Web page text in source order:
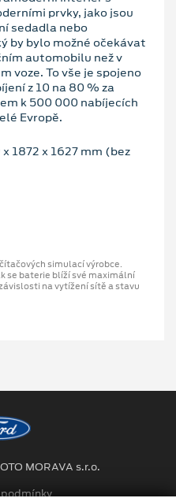
prvky, jako jsou
sedadla nebo
by bylo možné očekávat
automobilu než v
voze. To vše je spojeno
z 10 na 80 % za
k 500 000 nabíjecích
Evropě.
1872 x 1627 mm (bez
simulací výrobce.
se baterie blíží své maximální
na vytížení sítě a stavu
MORAVA s.r.o.